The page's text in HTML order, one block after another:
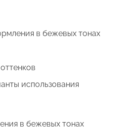
в бежевых тонах
использования
в бежевых тонах